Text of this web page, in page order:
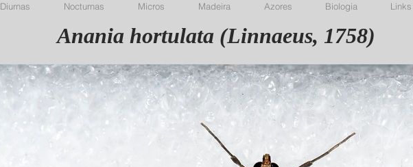
Diurnas Nocturnas Micros Madeira Azores Biologia Links
Anania hortulata (Linnaeus, 1758)